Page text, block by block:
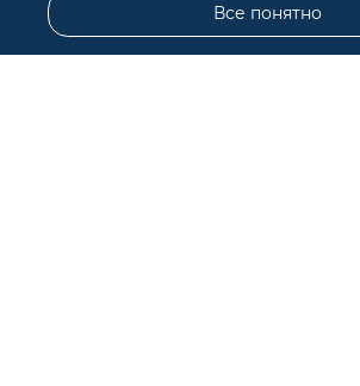
Все понятно